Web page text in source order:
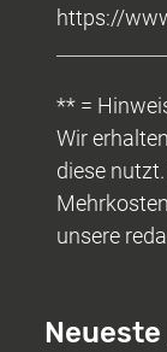
https://
** =
Wir
diese
unsere